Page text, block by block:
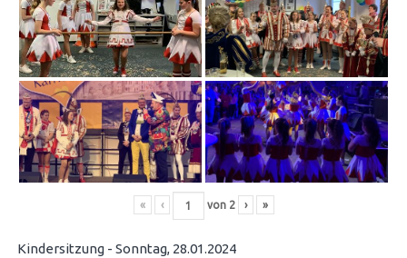
« ‹ von 2 › »
Kindersitzung - Sonntag, 28.01.2024